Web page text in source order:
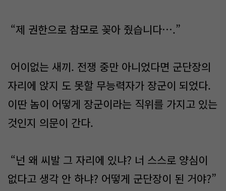
“제 권한으로 참모로 꽂아 줬습니다….”
어이없는 새끼. 전쟁 중만 아니었다면 군단장의
자리에 앉지 도 못할 무능력자가 장군이 되었다.
이딴 놈이 어떻게 장군이라는 직위를 가지고 있는
것인지 의문이 간다.
“넌 왜 씨발 그 자리에 있냐? 너 스스로 양심이
없다고 생각 안 하냐? 어떻게 군단장이 된 거야?”